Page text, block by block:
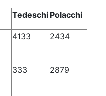
Tedeschi Polacchi
4133 2434
333 2879